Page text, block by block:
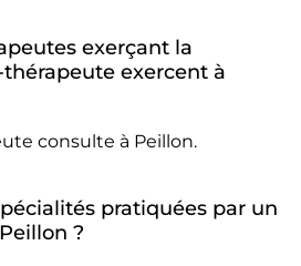
exerçant la
exercent à
consulte à Peillon.
pratiquées par un
?